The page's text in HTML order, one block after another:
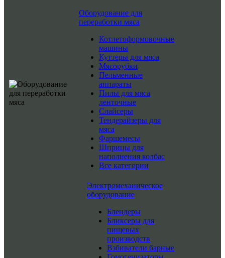
Оборудование для
переработки мяса
Котлетоформовочные
машины
Куттеры для мяса
Мясорубки
Пельменные
аппараты
Пилы для мяса
ленточные
Слайсеры
Тендерайзеры для
мяса
Фаршемесы
Шприцы для
наполнения колбас
Все категории
Электромеханическое
оборудование
Блендеры
Бликсеры для
пищевых
производств
Взбиватели барные